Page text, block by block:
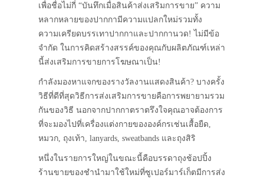
เพื่อชื่อไม่กี่ “บันทึกเมื่อสินค้าส่งเสริมการขาย” ความ
หลากหลายของปากกามีความแปลกใหม่รวมทั้ง
ความเครียดบรรเทาปากกาและปากกานวด! ไม่มีข้อ
จำกัด ในการคิดสร้างสรรค์ของคุณกับผลิตภัณฑ์เหล่า
นี้ส่งเสริมการขายการโฆษณาเป็น!
กำลังมองหาแจกของรางวัลงานแสดงสินค้า? บางครั้ง
วิธีที่ดีที่สุดวิธีการส่งเสริมการขายคือการพยายามรวม
กันของวิธี นอกจากปากกาตราตรึงใจคุณอาจต้องการ
ที่จะมองไปที่เครื่องแต่งกายขององค์กรเช่นเสื้อยืด,
หมวก, ถุงเท้า, lanyards, sweatbands และถุงสิริ
หนึ่งในรายการใหญ่ในขณะนี้คือบรรดาถุงช้อปปิ้ง
ร้านขายของชำนำมาใช้ใหม่ที่ซูเปอร์มาร์เก็ตมีการส่ง